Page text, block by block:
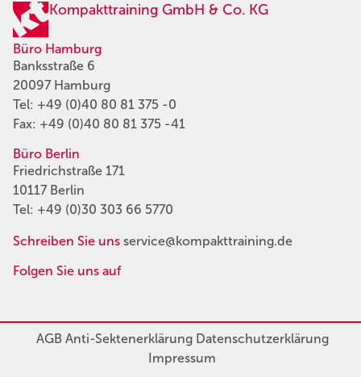
Kompakttraining GmbH & Co. KG
Büro Hamburg
Banksstraße 6
20097 Hamburg
Tel: +49 (0)40 80 81 375 -0
Fax: +49 (0)40 80 81 375 -41
Büro Berlin
Friedrichstraße 171
10117 Berlin
Tel: +49 (0)30 303 66 5770
Schreiben Sie uns service@kompakttraining.de
Folgen Sie uns auf
AGBAnti-SektenerklärungDatenschutzerklärung
Impressum